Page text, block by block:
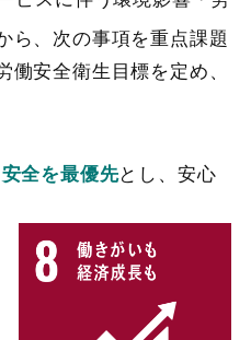
ら、次の事項を重点課題
働安全衛生目標を定め、
安全を最優先とし、安心